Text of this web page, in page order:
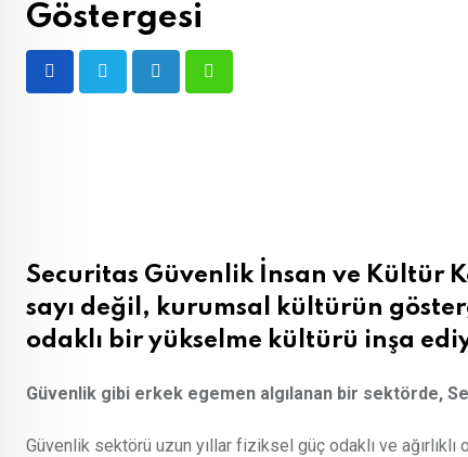
Göstergesi
Securitas Güvenlik İnsan ve Kültür
sayı değil, kurumsal kültürün
odaklı bir yükselme kültürü inşa
Güvenlik gibi erkek egemen algılanan bir sektörde,
Güvenlik sektörü uzun yıllar fiziksel güç odaklı ve